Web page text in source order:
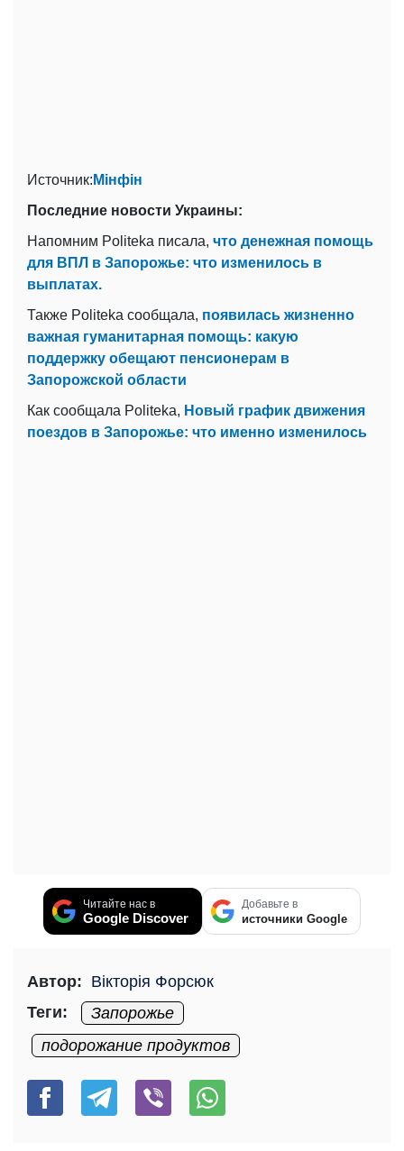
Источник: Мінфін
Последние новости Украины:
Напомним Politeka писала, что денежная помощь
для ВПЛ в Запорожье: что изменилось в
выплатах.
Также Politeka сообщала, появилась жизненно
важная гуманитарная помощь: какую
поддержку обещают пенсионерам в
Запорожской области
Как сообщала Politeka, Новый график движения
поездов в Запорожье: что именно изменилось
Читайте нас в
Google Discover
Добавьте в
источники Google
Автор: Вікторія Форсюк
Теги:
Запорожье
подорожание продуктов